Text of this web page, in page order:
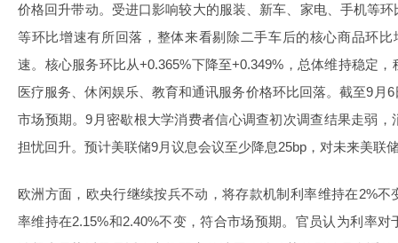
价格回升带动。受进口影响较大的服装、新车、家电、手机等
等环比增速有所回落，整体来看剔除二手车后的核心商品环
速。核心服务环比从+0.365%下降至+0.349%，总体维持稳定
医疗服务、休闲娱乐、教育和通讯服务价格环比回落。截至9月
市场预期。9月密歇根大学消费者信心调查初次调查结果走弱
担忧回升。预计美联储9月议息会议至少降息25bp，对未来美联
欧洲方面，欧央行继续按兵不动，将存款机制利率维持在2%
率维持在2.15%和2.40%不变，符合市场预期。官员认为利率